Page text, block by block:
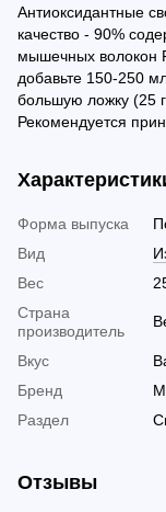
Антиоксидантные
качество - 90%
мышечных волокон
добавьте 150-250
большую ложку (25
Рекомендуется
Форма выпуска
Вид
Вес
Страна
производитель
Вкус
Бренд
Раздел
Отзывы